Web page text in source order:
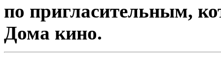
по пригласительным,
Дома кино.